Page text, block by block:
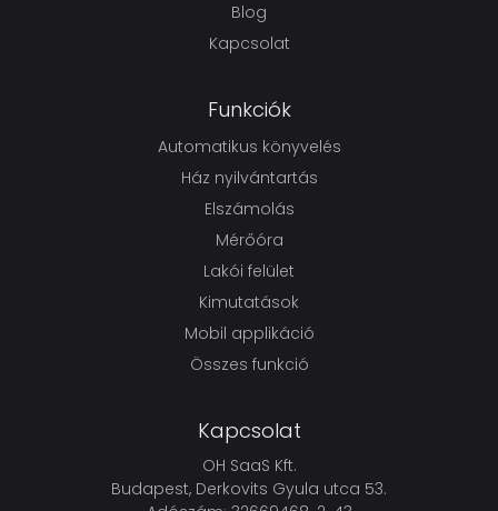
Blog
Kapcsolat
Funkciók
Automatikus könyvelés
Ház nyilvántartás
Elszámolás
Mérőóra
Lakói felület
Kimutatások
Mobil applikáció
Összes funkció
Kapcsolat
OH SaaS Kft.
Budapest, Derkovits Gyula utca 53.